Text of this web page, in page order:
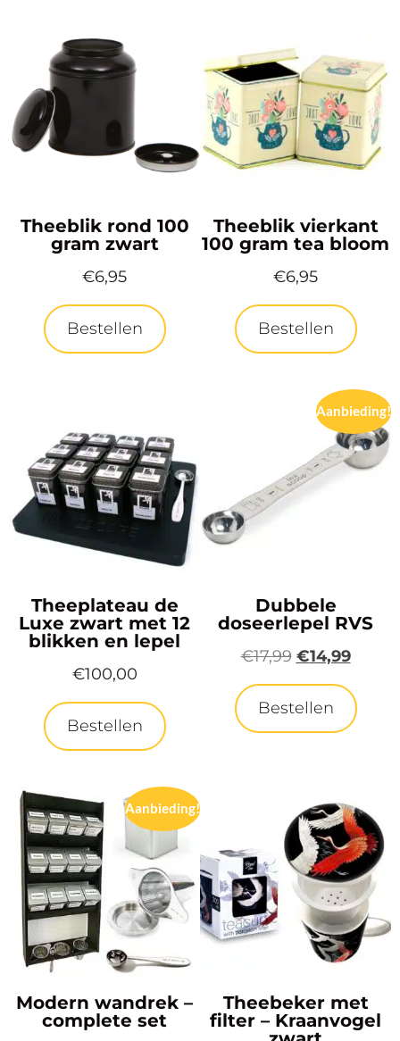
Theeblik rond 100
gram zwart
€6,95
Bestellen
Theeblik vierkant
100 gram tea bloom
€6,95
Bestellen
Theeplateau de
Luxe zwart met 12
blikken en lepel
€100,00
Bestellen
Aanbieding!
Dubbele
doseerlepel RVS
€17,99 €14,99
Bestellen
Aanbieding!
Modern wandrek –
complete set
Theebeker met
filter – Kraanvogel